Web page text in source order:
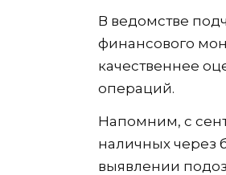
В ведомстве
финансового
качественнее
операций.
Напомним, с
наличных через
выявлении